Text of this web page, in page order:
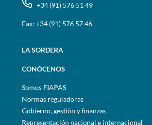
+34 (91) 576 51 49
Fax: +34 (91) 576 57 46
LA SORDERA
CONÓCENOS
Somos FIAPAS
Normas reguladoras
Gobierno, gestión y finanzas
Representación nacional e internacional